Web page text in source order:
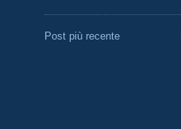
Post più recente